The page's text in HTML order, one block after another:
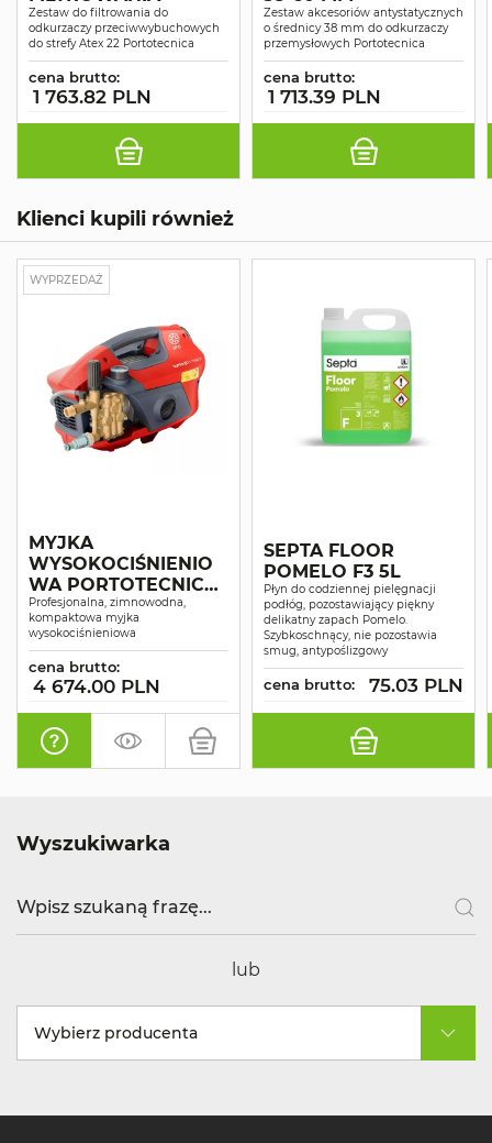
Zestaw do filtrowania do
odkurzaczy przeciwwybuchowych
do strefy Atex 22 Portotecnica
cena brutto:
1 763.82 PLN
Zestaw akcesoriów antystatycznych
o średnicy 38 mm do odkurzaczy
przemysłowych Portotecnica
cena brutto:
1 713.39 PLN
Klienci kupili również
WYPRZEDAŻ
MYJKA
WYSOKOCIŚNIENIO
WA PORTOTECNICA
SUPERJET 1609P
Profesjonalna, zimnowodna,
kompaktowa myjka
wysokociśnieniowa
cena brutto:
4 674.00 PLN
SEPTA FLOOR
POMELO F3 5L
Płyn do codziennej pielęgnacji
podłóg, pozostawiający piękny
delikatny zapach Pomelo.
Szybkoschnący, nie pozostawia
smug, antypoślizgowy
cena brutto: 75.03 PLN
Wyszukiwarka
lub
Wybierz producenta